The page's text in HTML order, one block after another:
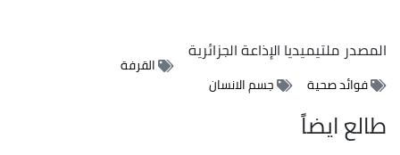
المصدرملتيميديا الإذاعة الجزائرية
القرفة
فوائد صحية
جسم الانسان
طالع ايضاً